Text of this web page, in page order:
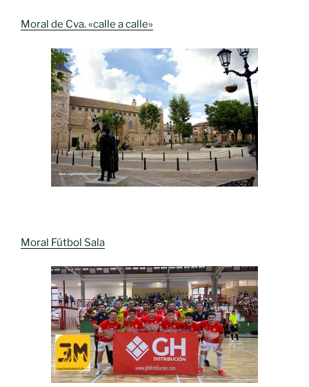
Moral de Cva. «calle a calle»
Moral Fútbol Sala